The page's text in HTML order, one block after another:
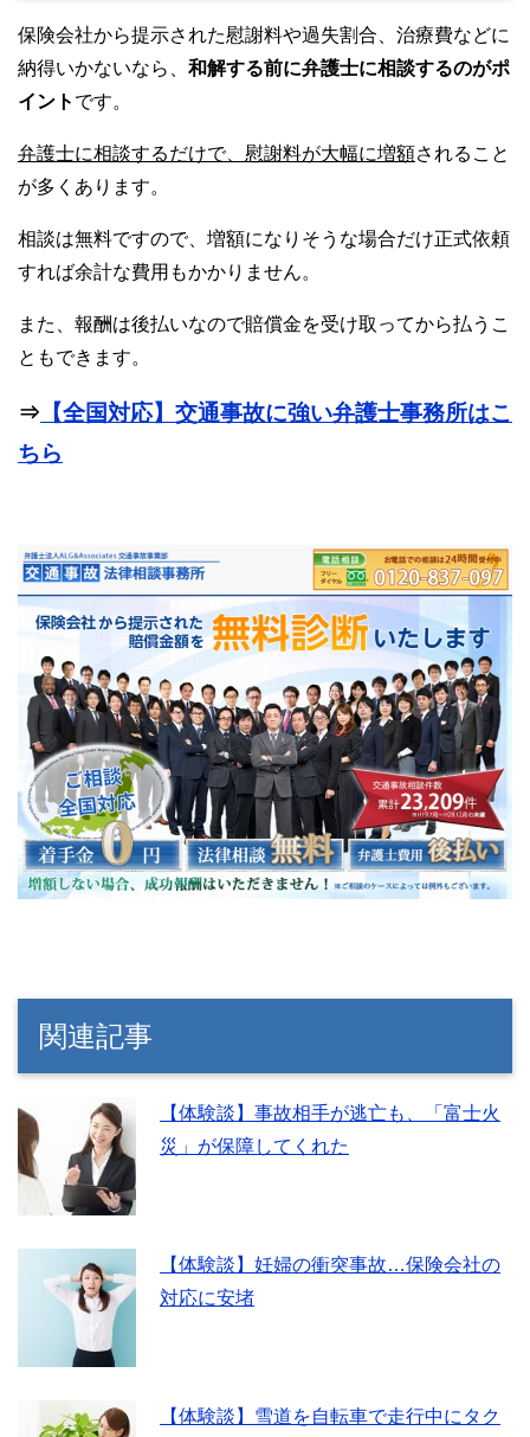
保険会社から提示された慰謝料や過失割合、治療費などに
納得いかないなら、 和解する前に弁護士に相談するのがポ
イント です。
弁護士に相談するだけで、慰謝料が大幅に増額されること
が多くあります。
相談は無料ですので、増額になりそうな場合だけ正式依頼
すれば余計な費用もかかりません。
また、報酬は後払いなので賠償金を受け取ってから払うこ
ともできます。
⇒ 【全国対応】交通事故に強い弁護士事務所はこ
ちら
関連記事
【体験談】事故相手が逃亡も、「富士火
災」が保障してくれた
【体験談】妊婦の衝突事故…保険会社の
対応に安堵
【体験談】雪道を自転車で走行中にタク